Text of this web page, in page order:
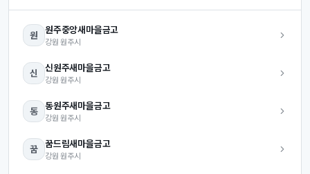
원 원주중앙새마을금고
강원 원주시
신 신원주새마을금고
강원 원주시
동 동원주새마을금고
강원 원주시
꿈 꿈드림새마을금고
강원 원주시